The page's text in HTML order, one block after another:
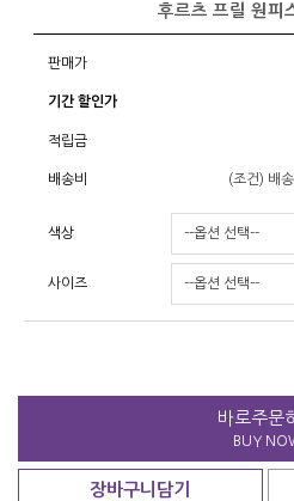
후르츠 프릴 원피
판매가
기간 할인가
적립금
배송비 (조건) 배
색상
사이즈
바로주문
BUY
장바구니담기